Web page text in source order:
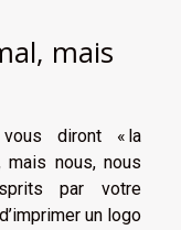
mais
diront « la
mais nous, nous
par votre
un logo